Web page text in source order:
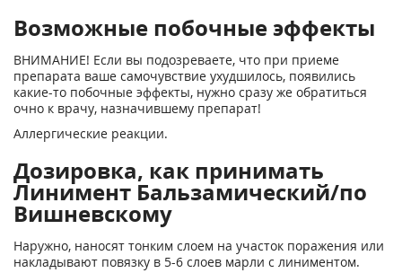
Возможные побочные эффекты
ВНИМАНИЕ! Если вы подозреваете, что при приеме
препарата ваше самочувствие ухудшилось, появились
какие-то побочные эффекты, нужно сразу же обратиться
очно к врачу, назначившему препарат!
Аллергические реакции.
Дозировка, как принимать
Линимент Бальзамический/по
Вишневскому
Наружно, наносят тонким слоем на участок поражения или
накладывают повязку в 5-6 слоев марли с линиментом.